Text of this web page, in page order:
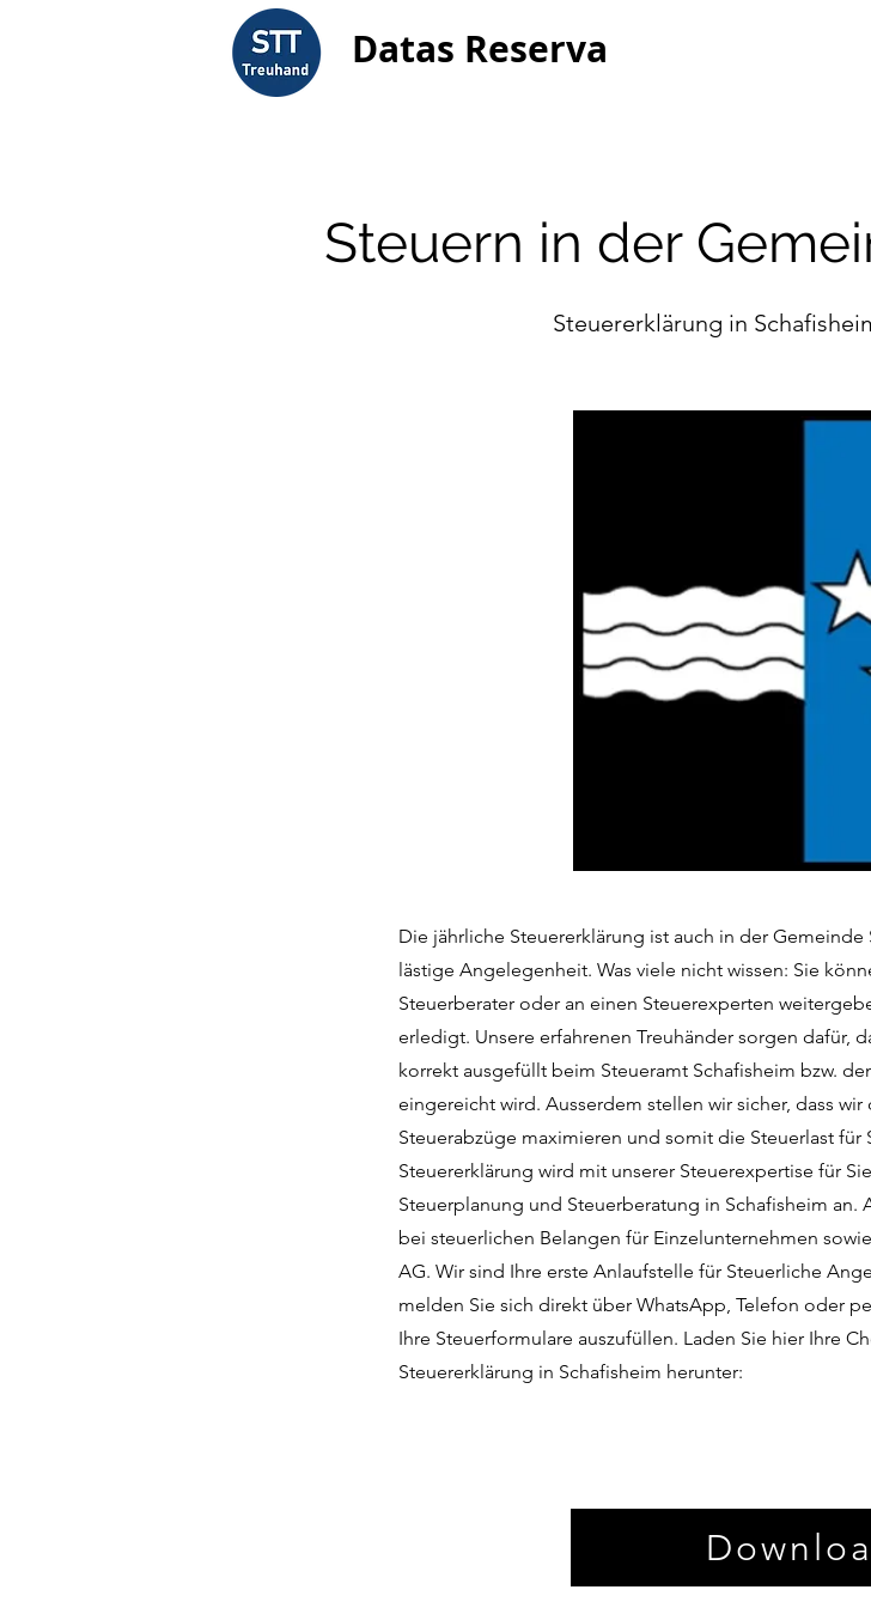
Datas Reserva
Steuern in der
Steuererklärung in
Die jährliche Steuererklärung ist auch in der
lästige Angelegenheit. Was viele nicht wissen: Sie
Steuerberater oder an einen Steuerexperten
erledigt. Unsere erfahrenen Treuhänder sorgen dafür,
korrekt ausgefüllt beim Steueramt Schafisheim bzw.
eingereicht wird. Ausserdem stellen wir sicher, dass
Steuerabzüge maximieren und somit die Steuerlast
Steuererklärung wird mit unserer Steuerexpertise für
Steuerplanung und Steuerberatung in Schafisheim an.
bei steuerlichen Belangen für Einzelunternehmen
AG. Wir sind Ihre erste Anlaufstelle für Steuerliche
melden Sie sich direkt über WhatsApp, Telefon oder
Ihre Steuerformulare auszufüllen. Laden Sie hier Ihre
Steuererklärung in Schafisheim herunter: